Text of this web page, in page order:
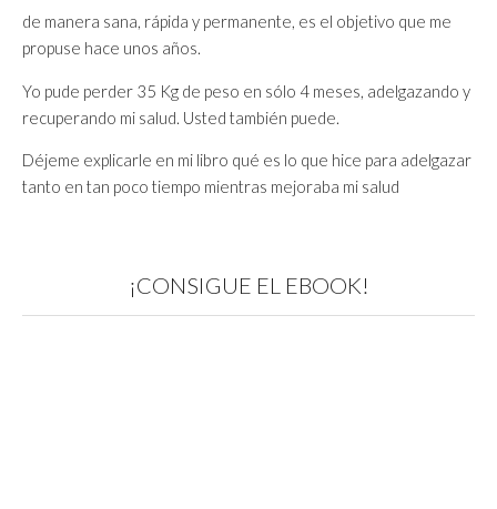
de manera sana, rápida y permanente, es el objetivo que me
propuse hace unos años.
Yo pude perder 35 Kg de peso en sólo 4 meses, adelgazando y
recuperando mi salud. Usted también puede.
Déjeme explicarle en mi libro qué es lo que hice para adelgazar
tanto en tan poco tiempo mientras mejoraba mi salud
¡CONSIGUE EL EBOOK!